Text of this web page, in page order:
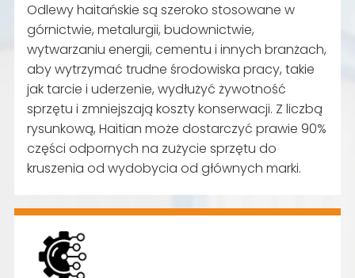
Odlewy haitańskie są szeroko stosowane w
górnictwie, metalurgii, budownictwie,
wytwarzaniu energii, cementu i innych branżach,
aby wytrzymać trudne środowiska pracy, takie
jak tarcie i uderzenie, wydłużyć żywotność
sprzętu i zmniejszają koszty konserwacji. Z liczbą
rysunkową, Haitian może dostarczyć prawie 90%
części odpornych na zużycie sprzętu do
kruszenia od wydobycia od głównych marki.